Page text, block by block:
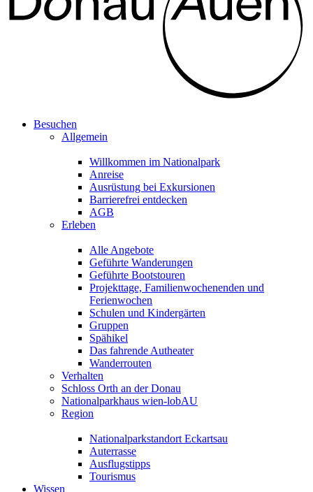
Besuchen
Allgemein
Willkommen im Nationalpark
Anreise
Ausrüstung bei Exkursionen
Barrierefrei entdecken
AGB
Erleben
Alle Angebote
Geführte Wanderungen
Geführte Bootstouren
Projekttage, Familienwochenenden und
Ferienwochen
Schulen und Kindergärten
Gruppen
Spähikel
Das fahrende Autheater
Wanderrouten
Verhalten
Schloss Orth an der Donau
Nationalparkhaus wien-lobAU
Region
Nationalparkstandort Eckartsau
Auterrasse
Ausflugstipps
Tourismus
Wissen